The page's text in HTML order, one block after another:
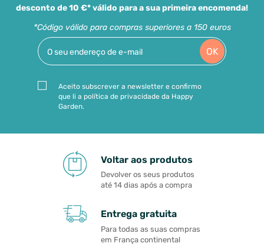
desconto de 10 €* válido para a sua primeira encomenda!
*Código válido para compras superiores a 150 euros
OK
Aceito subscrever a newsletter e confirmo
que li a política de privacidade da Happy
Garden.
Voltar aos produtos
Devolver os seus produtos
até 14 dias após a compra
Entrega gratuita
Para todas as suas compras
em França continental